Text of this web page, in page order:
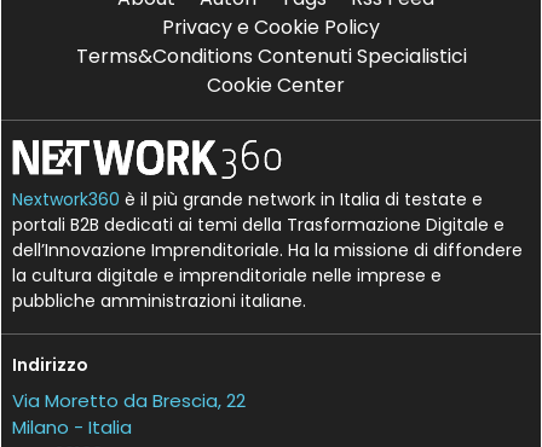
Privacy e Cookie Policy
Terms&Conditions Contenuti Specialistici
Cookie Center
Nextwork360 è il più grande network in Italia di testate e
portali B2B dedicati ai temi della Trasformazione Digitale e
dell’Innovazione Imprenditoriale. Ha la missione di diffondere
la cultura digitale e imprenditoriale nelle imprese e
pubbliche amministrazioni italiane.
Indirizzo
Via Moretto da Brescia, 22
Milano - Italia